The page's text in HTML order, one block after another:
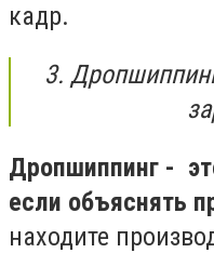
кадр.
3.
Дропшиппинг -
если объяснять
находите